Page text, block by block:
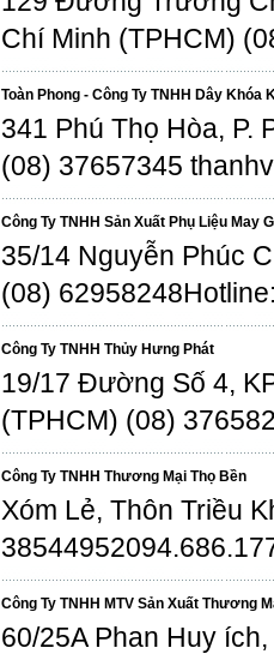
Chí Minh (TPHCM)
Toàn Phong - Công Ty TNHH Dây Khóa
341 Phú Thọ Hòa, P.
(08) 37657345
Công Ty TNHH Sản Xuất Phụ Liệu May
35/14 Nguyễn Phúc
(08)
Công Ty TNHH Thủy Hưng Phát
19/17 Đường Số 4,
(TPHCM) (08)
Công Ty TNHH Thương Mại Thọ Bền
Xóm Lẻ, Thôn Triều
Công Ty TNHH MTV Sản Xuất Thương
60/25A Phan Huy